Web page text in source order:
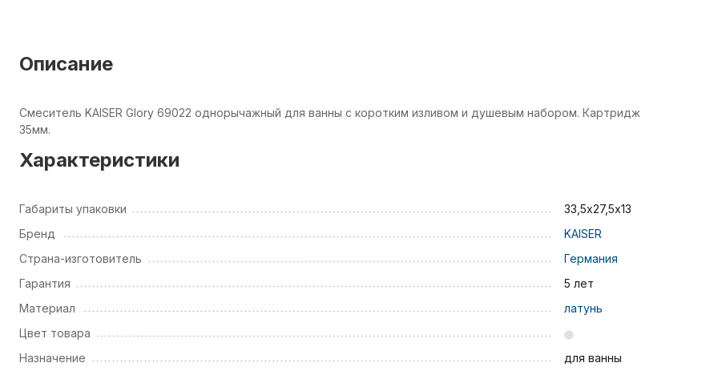
Описание
Смеситель KAISER Glory 69022 однорычажный для ванны с коротким изливом и душевым набором. Картридж
35мм.
Характеристики
Габариты упаковки
33,5х27,5х13
Бренд
KAISER
Страна-изготовитель
Германия
Гарантия
5 лет
Материал
латунь
Цвет товара
Назначение
для ванны